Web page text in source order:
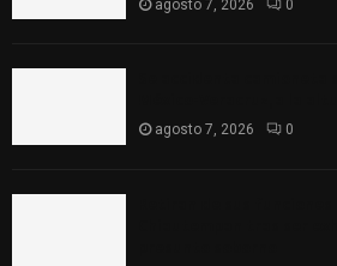
agosto 7, 2026 0
agosto 7, 2026 0